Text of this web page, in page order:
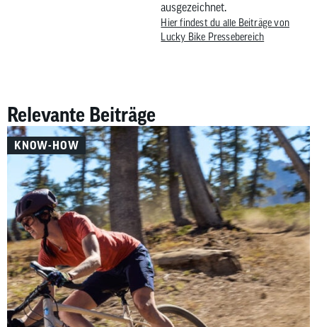
ausgezeichnet.
Hier findest du alle Beiträge von
Lucky Bike Pressebereich
Relevante Beiträge
KNOW-HOW